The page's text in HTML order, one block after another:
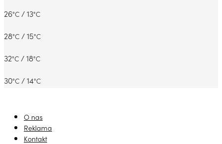
26°C / 13°C
28°C / 15°C
32°C / 18°C
30°C / 14°C
O nas
Reklama
Kontakt